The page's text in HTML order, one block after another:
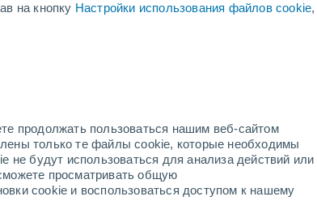
на кнопку Настройки использования файлов cookie,
продолжать пользоваться нашим веб-сайтом
только те файлы cookie, которые необходимы
не будут использоваться для анализа действий или
просматривать общую
cookie и воспользоваться доступом к нашему
Состояние снега
Глубина снега у подножья